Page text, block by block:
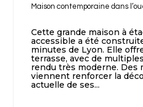
Maison contemporaine dans
Cette grande maison à
accessible a été
minutes de Lyon. Elle
terrasse, avec de
rendu très moderne. Des
viennent renforcer la
actuelle de ses...